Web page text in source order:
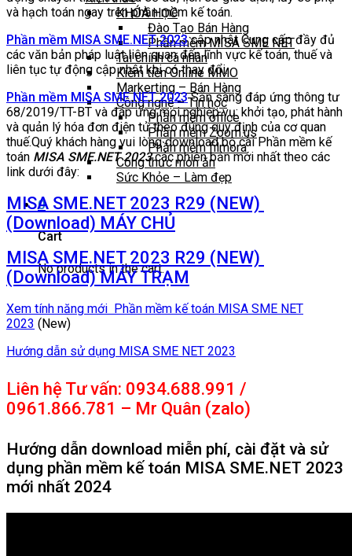
KHÓA HỌC
Đào Tạo Bán Hàng
Phần mềm MISA SME NET
Tài chính cá nhân
Kiếm tiền Online MMO
Markerting – Bán Hàng
Công nghệ – Tin học
Phần mềm office
Phần mềm Zoom.us
Phần mềm filmora
Công thức món ăn
Sức Khỏe – Làm đẹp
0
Cart
No products in the cart.
và hạch toán ngay trên phần mềm kế toán.
Phần mềm MISA SME.NET 2023cập nhật Cung cấp đầy đủ
các văn bản pháp luật liên quan đến lĩnh vực kế toán, thuế và
liên tục tự động cập nhật khi có thay đổi.
Phần mềm MISA SME.NET 2023Sẵn sàng đáp ứng thông tư
68/2019/TT-BT và đáp ứng mọi nghiệp vụ: khởi tạo, phát hành
và quản lý hóa đơn điện tử theo đúng quy định của cơ quan
thuế.Quý khách hàng vui lòng download bộ cài Phần mềm kế
toán MISA SME.NET 2023 các phiên bản mới nhất theo các
link dưới đây:
MISA SME.NET 2023 R29 (NEW)
(Download) MÁY CHỦ
MISA SME.NET 2023 R29 (NEW)
(Download) MÁY TRẠM
Xem tính năng mới Phần mềm kế toán MISA SME NET
2023 (New)
Hướng dẫn sử dụng MISA SME NET 2023
Liên hệ Tư vấn: 0934.688.991 /
0961.866.781 – Mr Quân (zalo)
Hướng dẫn download miễn phí, cài đặt và sử
dụng phần mềm kế toán MISA SME.NET 2023
mới nhất 2024